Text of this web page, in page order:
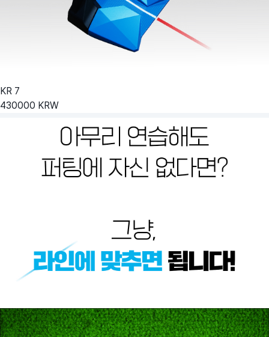
KR 7
430000 KRW